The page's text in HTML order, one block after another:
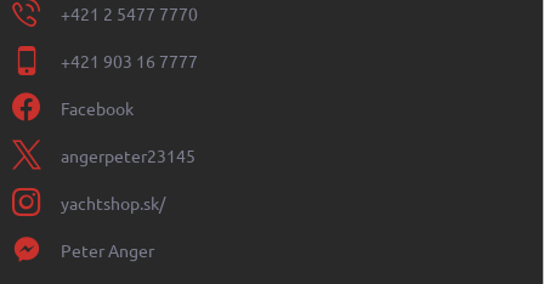
+421 2 5477 7770
+421 903 16 7777
Facebook
angerpeter23145
yachtshop.sk/
Peter Anger